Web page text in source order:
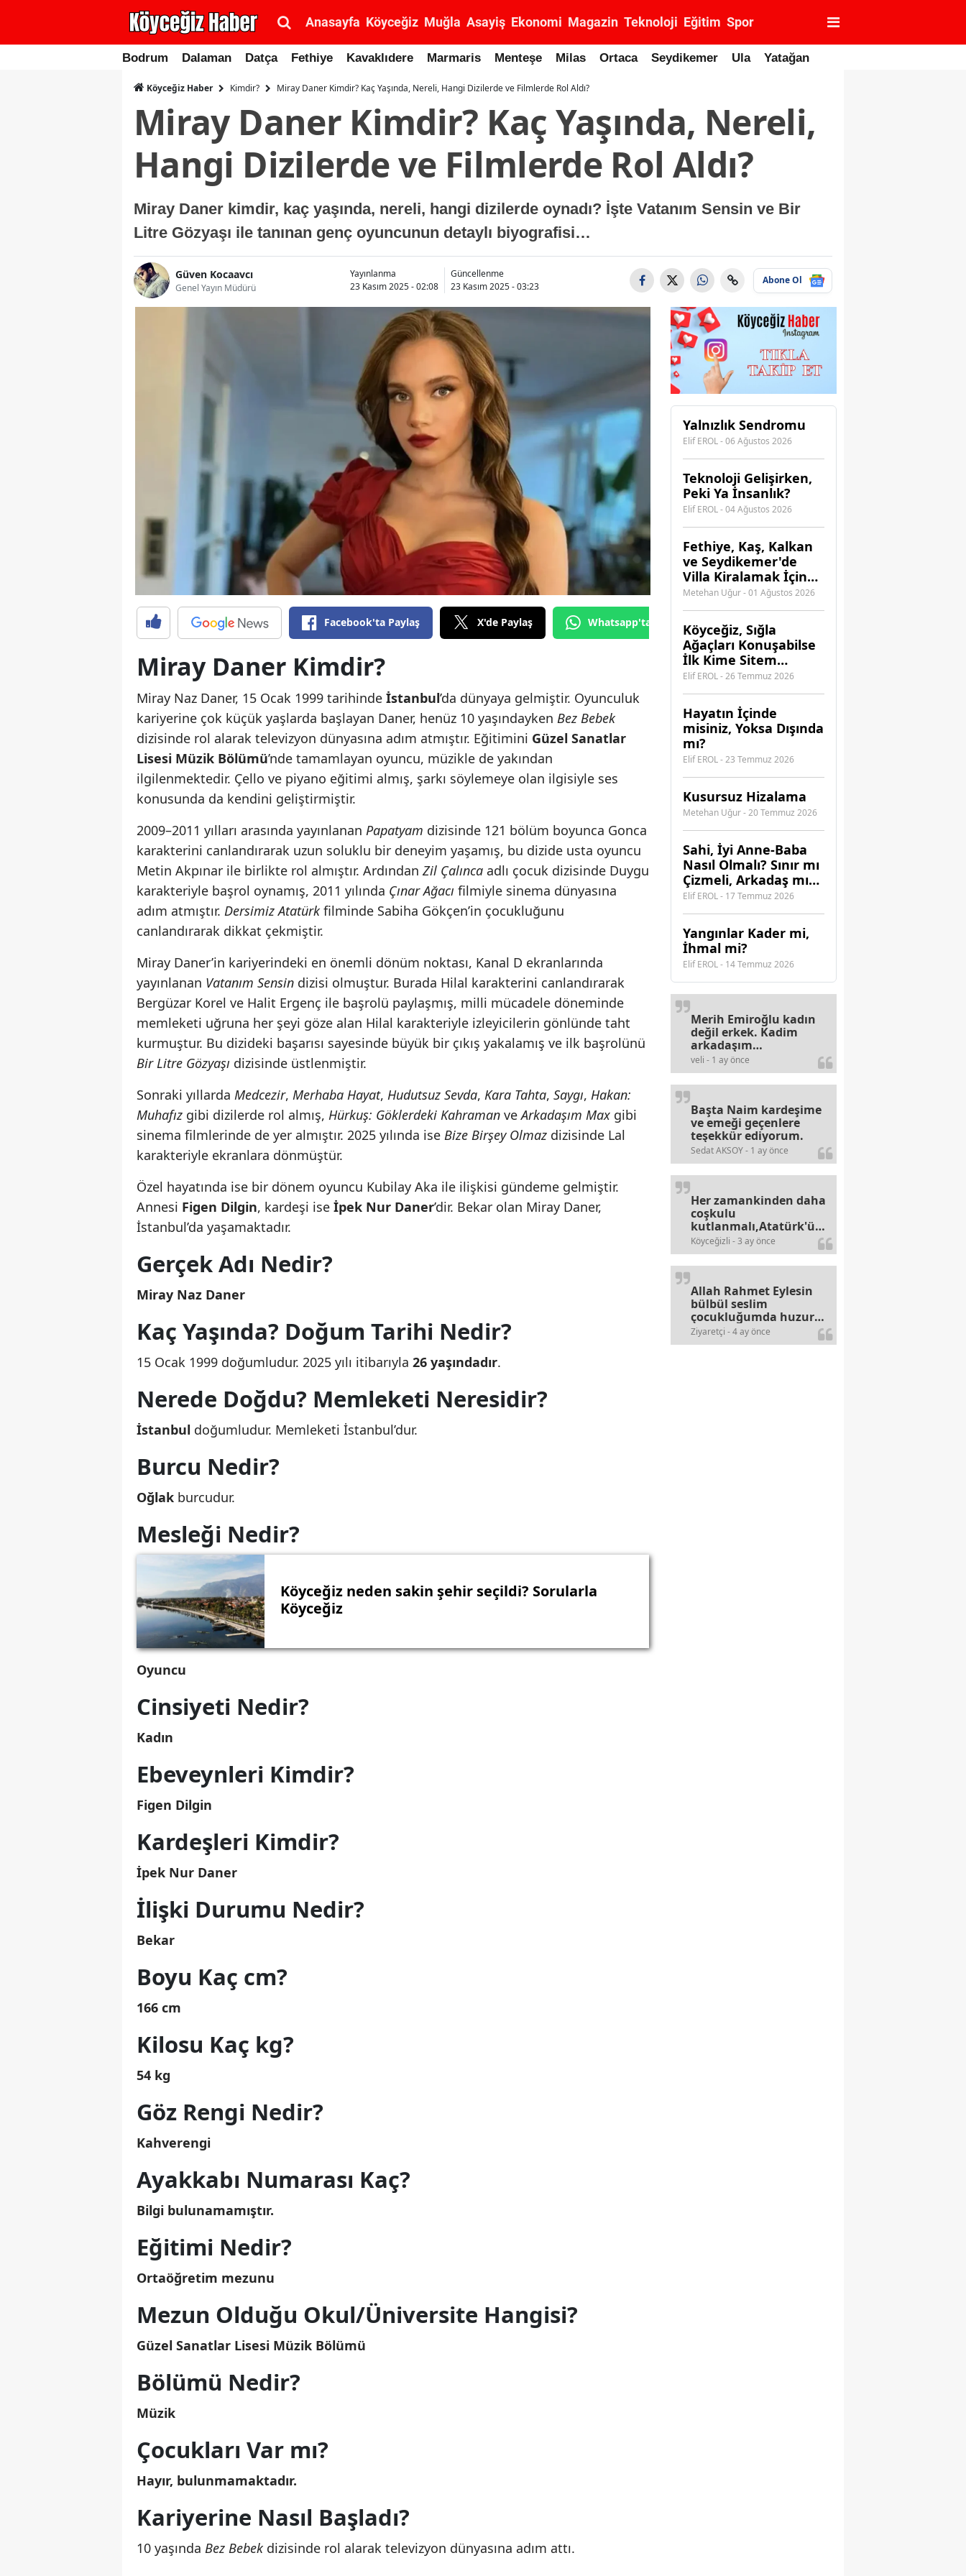
Anasayfa Köyceğiz Muğla Asayiş Ekonomi Magazin Teknoloji Eğitim Spor
Bodrum Dalaman Datça Fethiye Kavaklıdere Marmaris Menteşe Milas Ortaca Seydikemer Ula Yatağan
Köyceğiz Haber Kimdir? Miray Daner Kimdir? Kaç Yaşında, Nereli, Hangi Dizilerde ve Filmlerde Rol Aldı?
Miray Daner Kimdir? Kaç Yaşında, Nereli,
Hangi Dizilerde ve Filmlerde Rol Aldı?
Miray Daner kimdir, kaç yaşında, nereli, hangi dizilerde oynadı? İşte Vatanım Sensin ve Bir
Litre Gözyaşı ile tanınan genç oyuncunun detaylı biyografisi…
Güven Kocaavcı
Genel Yayın Müdürü
Yayınlanma
23 Kasım 2025 - 02:08
Güncellenme
23 Kasım 2025 - 03:23
Abone Ol
Facebook'ta Paylaş X'de Paylaş Whatsapp'tan Gönder
Miray Daner Kimdir?
Miray Naz Daner, 15 Ocak 1999 tarihinde İstanbul’da dünyaya gelmiştir. Oyunculuk
kariyerine çok küçük yaşlarda başlayan Daner, henüz 10 yaşındayken Bez Bebek
dizisinde rol alarak televizyon dünyasına adım atmıştır. Eğitimini Güzel Sanatlar
Lisesi Müzik Bölümü’nde tamamlayan oyuncu, müzikle de yakından
ilgilenmektedir. Çello ve piyano eğitimi almış, şarkı söylemeye olan ilgisiyle ses
konusunda da kendini geliştirmiştir.
2009–2011 yılları arasında yayınlanan Papatyam dizisinde 121 bölüm boyunca Gonca
karakterini canlandırarak uzun soluklu bir deneyim yaşamış, bu dizide usta oyuncu
Metin Akpınar ile birlikte rol almıştır. Ardından Zil Çalınca adlı çocuk dizisinde Duygu
karakteriyle başrol oynamış, 2011 yılında Çınar Ağacı filmiyle sinema dünyasına
adım atmıştır. Dersimiz Atatürk filminde Sabiha Gökçen’in çocukluğunu
canlandırarak dikkat çekmiştir.
Miray Daner’in kariyerindeki en önemli dönüm noktası, Kanal D ekranlarında
yayınlanan Vatanım Sensin dizisi olmuştur. Burada Hilal karakterini canlandırarak
Bergüzar Korel ve Halit Ergenç ile başrolü paylaşmış, milli mücadele döneminde
memleketi uğruna her şeyi göze alan Hilal karakteriyle izleyicilerin gönlünde taht
kurmuştur. Bu dizideki başarısı sayesinde büyük bir çıkış yakalamış ve ilk başrolünü
Bir Litre Gözyaşı dizisinde üstlenmiştir.
Sonraki yıllarda Medcezir, Merhaba Hayat, Hudutsuz Sevda, Kara Tahta, Saygı, Hakan:
Muhafız gibi dizilerde rol almış, Hürkuş: Göklerdeki Kahraman veArkadaşım Max gibi
sinema filmlerinde de yer almıştır. 2025 yılında ise Bize Birşey Olmaz dizisinde Lal
karakteriyle ekranlara dönmüştür.
Özel hayatında ise bir dönem oyuncu Kubilay Aka ile ilişkisi gündeme gelmiştir.
Annesi Figen Dilgin, kardeşi ise İpek Nur Daner’dir. Bekar olan Miray Daner,
İstanbul’da yaşamaktadır.
Gerçek Adı Nedir?
Miray Naz Daner
Kaç Yaşında? Doğum Tarihi Nedir?
15 Ocak 1999 doğumludur. 2025 yılı itibarıyla 26 yaşındadır.
Nerede Doğdu? Memleketi Neresidir?
İstanbul doğumludur. Memleketi İstanbul’dur.
Burcu Nedir?
Oğlak burcudur.
Mesleği Nedir?
Köyceğiz neden sakin şehir seçildi? Sorularla
Köyceğiz
Oyuncu
Cinsiyeti Nedir?
Kadın
Ebeveynleri Kimdir?
Figen Dilgin
Kardeşleri Kimdir?
İpek Nur Daner
İlişki Durumu Nedir?
Bekar
Boyu Kaç cm?
166 cm
Kilosu Kaç kg?
54 kg
Göz Rengi Nedir?
Kahverengi
Ayakkabı Numarası Kaç?
Bilgi bulunamamıştır.
Eğitimi Nedir?
Ortaöğretim mezunu
Mezun Olduğu Okul/Üniversite Hangisi?
Güzel Sanatlar Lisesi Müzik Bölümü
Bölümü Nedir?
Müzik
Çocukları Var mı?
Hayır, bulunmamaktadır.
Kariyerine Nasıl Başladı?
10 yaşında Bez Bebek dizisinde rol alarak televizyon dünyasına adım attı.
Yalnızlık Sendromu
Elif EROL - 06 Ağustos 2026
Teknoloji Gelişirken,
Peki Ya İnsanlık?
Elif EROL - 04 Ağustos 2026
Fethiye, Kaş, Kalkan
ve Seydikemer'de
Villa Kiralamak İçin
Hangi Acenteye
Güvenebilirsiniz?
Metehan Uğur - 01 Ağustos 2026
Köyceğiz, Sığla
Ağaçları Konuşabilse
İlk Kime Sitem
Ederdi?
Elif EROL - 26 Temmuz 2026
Hayatın İçinde
misiniz, Yoksa Dışında
mı?
Elif EROL - 23 Temmuz 2026
Kusursuz Hizalama
Metehan Uğur - 20 Temmuz 2026
​Sahi, İyi Anne-Baba
Nasıl Olmalı? Sınır mı
Çizmeli, Arkadaş mı
Olmalı?
Elif EROL - 17 Temmuz 2026
Yangınlar Kader mi,
İhmal mi?
Elif EROL - 14 Temmuz 2026
veli - 1 ay önce
Merih Emiroğlu kadın
değil erkek. Kadim
arkadaşım
haberinizdeki hataya
gayb den
gülümsüyordur.
Sedat AKSOY - 1 ay önce
Başta Naim kardeşime
ve emeği geçenlere
teşekkür ediyorum.
Köyceğizli - 3 ay önce
Her zamankinden daha
coşkulu
kutlanmalı,Atatürk'ün
bayramlarına olan
alerjileri bitmez,bahane
arayan illaki bulur.
Ziyaretçi - 4 ay önce
Allah Rahmet Eylesin
bülbül seslim
çocukluğumda huzur
olurdu evimize.
Ablamla bağıra bağıra